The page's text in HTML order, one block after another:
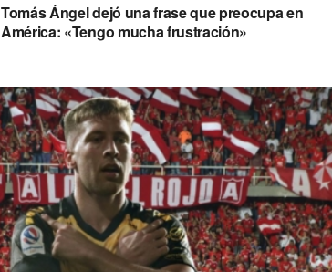
Tomás Ángel dejó una frase que preocupa en
América: «Tengo mucha frustración»